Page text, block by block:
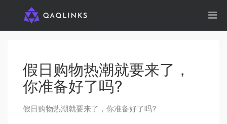
假日购物热潮就要来了，
你准备好了吗?
假日购物热潮就要来了，你准备好了吗?